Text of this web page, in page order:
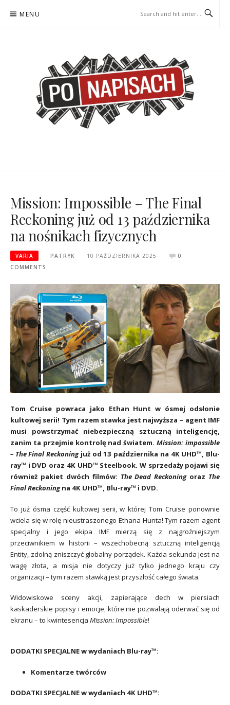
MENU
Mission: Impossible – The Final
Reckoning już od 13 października
na nośnikach fizycznych
VARIA PATRYK 10 PAŹDZIERNIKA 2025
0
COMMENTS
Tom Cruise powraca jako Ethan Hunt w ósmej odsłonie
kultowej serii! Tym razem stawka jest najwyższa – agent IMF
musi powstrzymać niebezpieczną sztuczną inteligencję,
zanim ta przejmie kontrolę nad światem.Mission: impossible
– The Final Reckoningjuż od13 października na 4K UHD™, Blu-
ray™ i DVD oraz 4K UHD™ Steelbook. W sprzedaży pojawi się
również pakiet dwóch filmów: The Dead Reckoningoraz The
Final Reckoningna 4K UHD™, Blu-ray™ i DVD.
To już ósma część kultowej serii, w której Tom Cruise ponownie
wciela się w rolę nieustraszonego Ethana Hunta! Tym razem agent
specjalny i jego ekipa IMF mierzą się z najgroźniejszym
przeciwnikiem w historii – wszechobecną sztuczną inteligencją
Entity, zdolną zniszczyć globalny porządek. Każda sekunda jest na
wagę złota, a misja nie dotyczy już tylko jednego kraju czy
organizacji – tym razem stawką jest przyszłość całego świata.
Widowiskowe sceny akcji, zapierające dech w piersiach
kaskaderskie popisy i emocje, które nie pozwalają oderwać się od
ekranu – to kwintesencja Mission: Impossible!
DODATKI SPECJALNE w wydaniach Blu-ray™:
Komentarze twórców
DODATKI SPECJALNE w wydaniach 4K UHD™: